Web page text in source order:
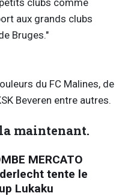
aux grands clubs
Bruges."
du FC Malines, de
Beveren entre autres.
maintenant.
MERCATO
tente le
Lukaku